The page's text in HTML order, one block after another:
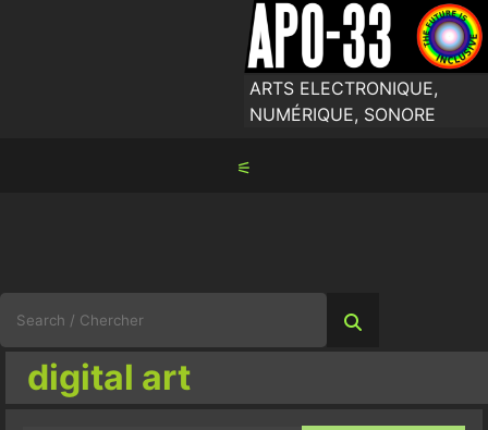
ARTS ELECTRONIQUE,
NUMÉRIQUE, SONORE
⚟
for:
digital art